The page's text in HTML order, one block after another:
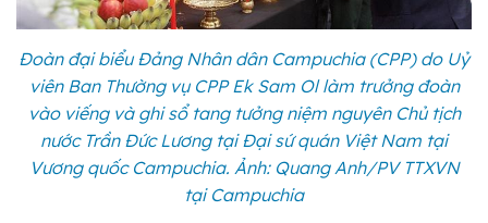
Đoàn đại biểu Đảng Nhân dân Campuchia (CPP) do Uỷ
viên Ban Thường vụ CPP Ek Sam Ol làm trưởng đoàn
vào viếng và ghi sổ tang tưởng niệm nguyên Chủ tịch
nước Trần Đức Lương tại Đại sứ quán Việt Nam tại
Vương quốc Campuchia. Ảnh: Quang Anh/PV TTXVN
tại Campuchia